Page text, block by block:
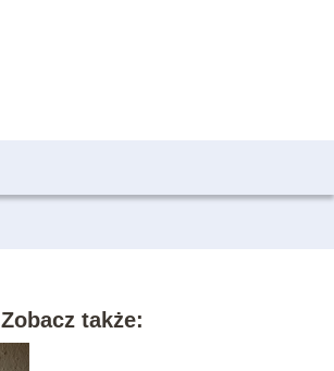
Zobacz także: